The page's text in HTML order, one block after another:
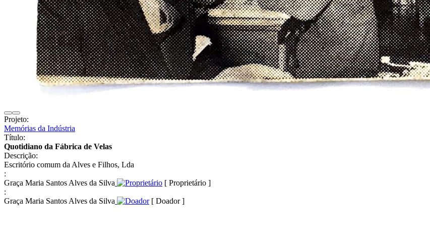
Projeto:
Memórias da Indústria
Título:
Quotidiano da Fábrica de Velas
Descrição:
Escritório comum da Alves e Filhos, Lda
:
Graça Maria Santos Alves da Silva
[ Proprietário ]
:
Graça Maria Santos Alves da Silva
[ Doador ]